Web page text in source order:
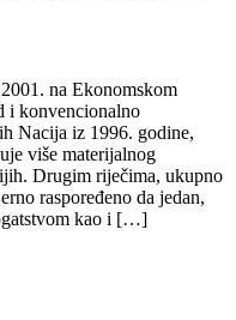
na Ekonomskom
i konvencionalno
Nacija iz 1996. godine,
više materijalnog
Drugim riječima, ukupno
raspoređeno da jedan,
kao i […]